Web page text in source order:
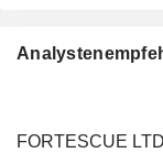
FORTESCUE